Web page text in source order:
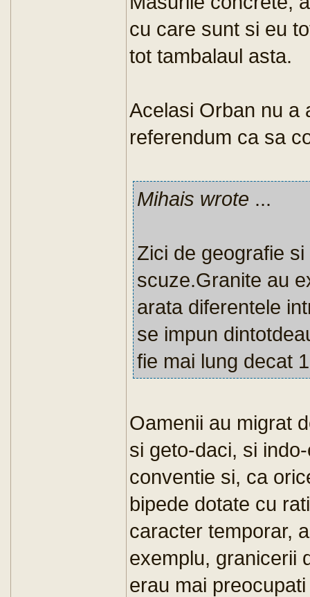
cu care sunt si eu
tot tambalaul asta.
Acelasi Orban nu a
referendum ca sa
Mihais wrote ...
Zici de geografie
scuze.Granite au
arata diferentele
se impun
fie mai lung decat
Oamenii au migrat
si geto-daci, si
conventie si, ca
bipede dotate cu
caracter temporar,
exemplu, granicerii
erau mai